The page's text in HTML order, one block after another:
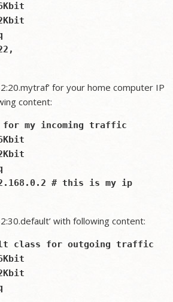
2:20.mytraf’ for your home computer IP
content:
for my incoming traffic
# this is my ip
with following content:
class for outgoing traffic